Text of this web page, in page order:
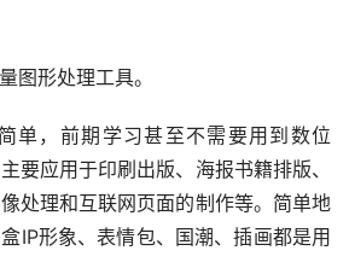
图形处理工具。
单，前期学习甚至不需要用到数位
要应用于印刷出版、海报书籍排版、
处理和互联网页面的制作等。简单地
IP形象、表情包、国潮、插画都是用